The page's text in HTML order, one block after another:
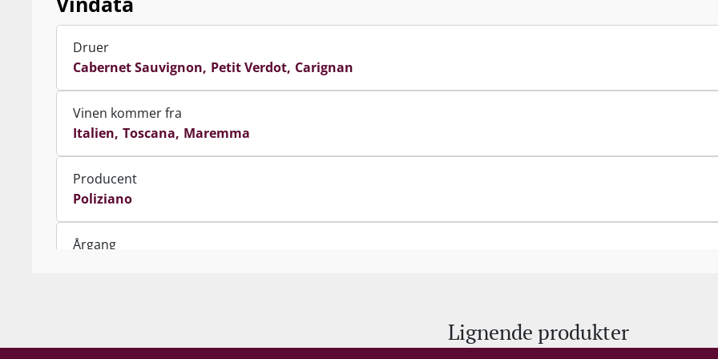
Druer
Cabernet Sauvignon Petit Verdot Carignan
Vinen kommer fra
Italien Toscana Maremma
Producent
Poliziano
Årgang
Lignende produkter